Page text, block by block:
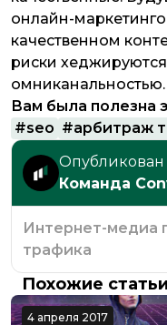
онлайн-
качественном
риски
омниканальностью.
Вам была полезна
#seo #арбитраж
Опубликован
Команда
Интернет-медиа
трафика
Похожие статьи
4 апреля 2017